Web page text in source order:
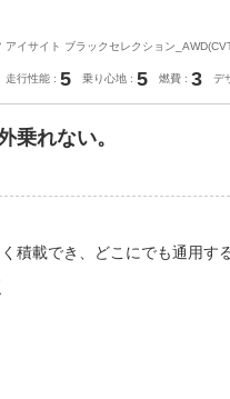
アイサイト ブラックセレクション
走行性能 5 乗り心地 5 燃費 3 デ
乗れない。
積載でき、どこにでも通用す